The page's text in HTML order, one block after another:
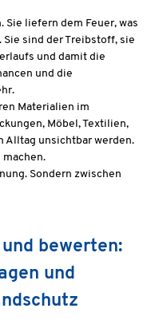
Sie liefern dem Feuer, was
Sie sind der Treibstoff, sie
und damit die
und die
Materialien im
Möbel, Textilien,
Alltag unsichtbar werden.
Sondern zwischen
bewerten:
und